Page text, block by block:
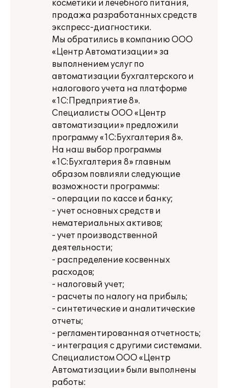
косметики и лечебного питания,
продажа разработанных средств
экспресс-диагностики.
Мы обратились в компанию ООО
«Центр Автоматизации» за
выполнением услуг по
автоматизации бухгалтерского и
налогового учета на платформе
«1С:Предприятие 8».
Специалисты ООО «Центр
автоматизации» предложили
программу «1С:Бухгалтерия 8».
На наш выбор программы
«1С:Бухгалтерия 8» главным
образом повлияли следующие
возможности программы:
- операции по кассе и банку;
- учет основных средств и
нематериальных активов;
- учет производственной
деятельности;
- распределение косвенных
расходов;
- налоговый учет;
- расчеты по налогу на прибыль;
- синтетические и аналитические
отчеты;
- регламентированная отчетность;
- интеграция с другими системами.
Специалистом ООО «Центр
Автоматизации» были выполнены
работы: